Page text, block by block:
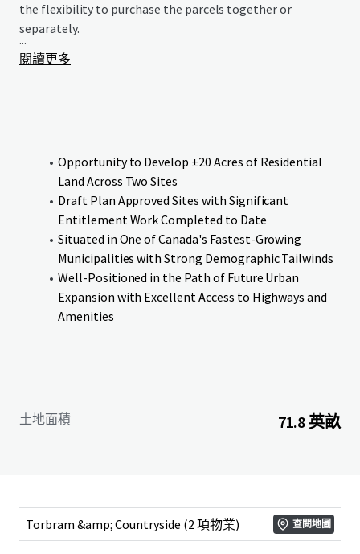
the flexibility to purchase the parcels together or
separately.
...
閱讀更多
Opportunity to Develop ±20 Acres of Residential
Land Across Two Sites
Draft Plan Approved Sites with Significant
Entitlement Work Completed to Date
Situated in One of Canada's Fastest-Growing
Municipalities with Strong Demographic Tailwinds
Well-Positioned in the Path of Future Urban
Expansion with Excellent Access to Highways and
Amenities
土地面積 71.8 英畝
Torbram &amp; Countryside (2 項物業) 查閱地圖